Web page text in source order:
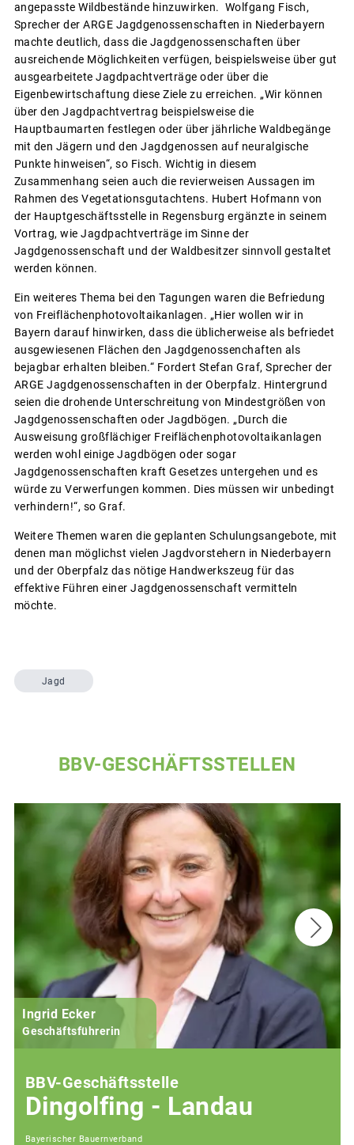
angepasste Wildbestände hinzuwirken. Wolfgang Fisch,
Sprecher der ARGE Jagdgenossenschaften in Niederbayern
machte deutlich, dass die Jagdgenossenschaften über
ausreichende Möglichkeiten verfügen, beispielsweise über gut
ausgearbeitete Jagdpachtverträge oder über die
Eigenbewirtschaftung diese Ziele zu erreichen. „Wir können
über den Jagdpachtvertrag beispielsweise die
Hauptbaumarten festlegen oder über jährliche Waldbegänge
mit den Jägern und den Jagdgenossen auf neuralgische
Punkte hinweisen“, so Fisch. Wichtig in diesem
Zusammenhang seien auch die revierweisen Aussagen im
Rahmen des Vegetationsgutachtens. Hubert Hofmann von
der Hauptgeschäftsstelle in Regensburg ergänzte in seinem
Vortrag, wie Jagdpachtverträge im Sinne der
Jagdgenossenschaft und der Waldbesitzer sinnvoll gestaltet
werden können.
Ein weiteres Thema bei den Tagungen waren die Befriedung
von Freiflächenphotovoltaikanlagen. „Hier wollen wir in
Bayern darauf hinwirken, dass die üblicherweise als befriedet
ausgewiesenen Flächen den Jagdgenossenchaften als
bejagbar erhalten bleiben.“ Fordert Stefan Graf, Sprecher der
ARGE Jagdgenossenschaften in der Oberpfalz. Hintergrund
seien die drohende Unterschreitung von Mindestgrößen von
Jagdgenossenschaften oder Jagdbögen. „Durch die
Ausweisung großflächiger Freiflächenphotovoltaikanlagen
werden wohl einige Jagdbögen oder sogar
Jagdgenossenschaften kraft Gesetzes untergehen und es
würde zu Verwerfungen kommen. Dies müssen wir unbedingt
verhindern!“, so Graf.
Weitere Themen waren die geplanten Schulungsangebote, mit
denen man möglichst vielen Jagdvorstehern in Niederbayern
und der Oberpfalz das nötige Handwerkszeug für das
effektive Führen einer Jagdgenossenschaft vermitteln
möchte.
Jagd
BBV-GESCHÄFTSSTELLEN
Ingrid Ecker
Geschäftsführerin
BBV-Geschäftsstelle
Dingolfing - Landau
Bayerischer Bauernverband